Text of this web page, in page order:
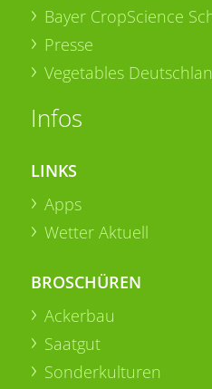
Bayer CropScience
Presse
Vegetables
Infos
LINKS
Apps
Wetter Aktuell
BROSCHÜREN
Ackerbau
Saatgut
Sonderkulturen